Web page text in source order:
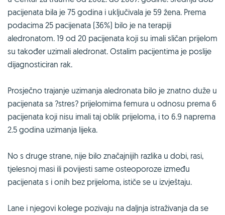
pacijenata bila je 75 godina i uključivala je 59 žena. Prema
podacima 25 pacijenata (36%) bilo je na terapiji
aledronatom. 19 od 20 pacijenata koji su imali sličan prijelom
su također uzimali aledronat. Ostalim pacijentima je poslije
dijagnosticiran rak.
Prosječno trajanje uzimanja aledronata bilo je znatno duže u
pacijenata sa ?stres? prijelomima femura u odnosu prema 6
pacijenata koji nisu imali taj oblik prijeloma, i to 6.9 naprema
2.5 godina uzimanja lijeka.
No s druge strane, nije bilo značajnijih razlika u dobi, rasi,
tjelesnoj masi ili povijesti same osteoporoze između
pacijenata s i onih bez prijeloma, ističe se u izvještaju.
Lane i njegovi kolege pozivaju na daljnja istraživanja da se